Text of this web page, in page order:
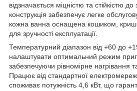
відзначається міцністю та стійкістю
конструкція забезпечує легке
кожна ванна оснащена кошиком,
для зручності експлуатації.
Температурний діапазон від +60 до
налаштувати оптимальний режим
забезпечуючи рівномірне нагрівання
Працює від стандартної
споживає потужність 4,6 кВт, що